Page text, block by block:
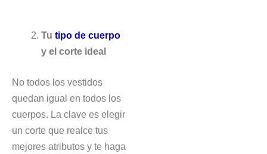
Tutipo de cuerpo
y el corte ideal
No todos los vestidos
quedan igual en todos los
cuerpos. La clave es elegir
un corte que realce tus
mejores atributos y te haga